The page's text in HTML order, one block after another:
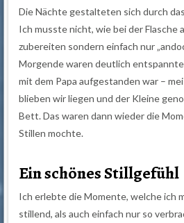
Die Nächte gestalteten sich durch
Ich musste nicht, wie bei der Flasche
zubereiten sondern einfach nur
Morgende waren deutlich
mit dem Papa aufgestanden war –
blieben wir liegen und der Kleine
Bett. Das waren dann wieder die
Stillen mochte.
Ein schönes Stillgefühl
Ich erlebte die Momente, welche ich
stillend, als auch einfach nur so